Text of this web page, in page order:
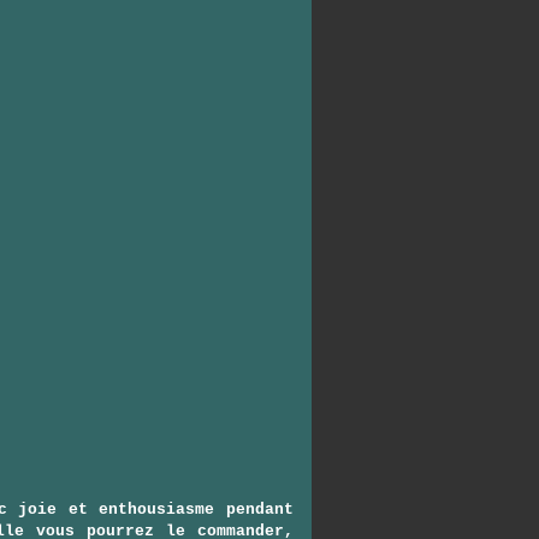
et enthousiasme pendant
pourrez le commander,